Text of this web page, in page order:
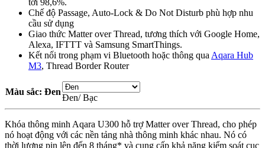
tới 98,6%.
Chế độ Passage, Auto-Lock & Do Not Disturb phù hợp nhu
cầu sử dụng
Giao thức Matter over Thread, tương thích với Google Home,
Alexa, IFTTT và Samsung SmartThings.
Kết nối trong phạm vi Bluetooth hoặc thông qua Aqara Hub
M3, Thread Border Router
Màu sắc: Đen
Đen/ Bạc
Khóa thông minh Aqara U300 hỗ trợ Matter over Thread, cho phép
nó hoạt động với các nền tảng nhà thông minh khác nhau. Nó có
thời lượng pin lên đến 8 tháng* và cung cấp khả năng kiểm soát cục